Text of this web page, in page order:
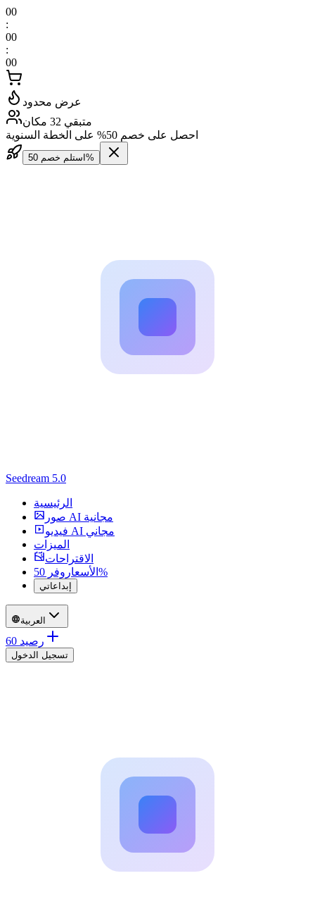
00
:
00
:
00
عرض محدود
متبقي 32 مكان
احصل على خصم 50% على الخطة السنوية
استلم خصم 50%
Seedream 5.0
الرئيسية
صور AI مجانية
فيديو AI مجاني
الميزات
الاقتراحات
الأسعار وفر 50%
إبداعاتي
العربية
60 رصيد
تسجيل الدخول